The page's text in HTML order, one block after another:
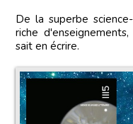
De la superbe
riche
sait en écrire.